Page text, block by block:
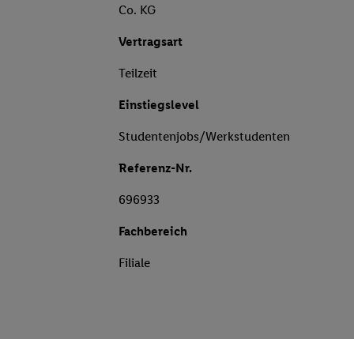
Co. KG
Vertragsart
Teilzeit
Einstiegslevel
Studentenjobs/Werkstudenten
Referenz-Nr.
696933
Fachbereich
Filiale